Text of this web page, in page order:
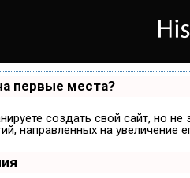
первые места?
создать свой сайт, но
направленных на